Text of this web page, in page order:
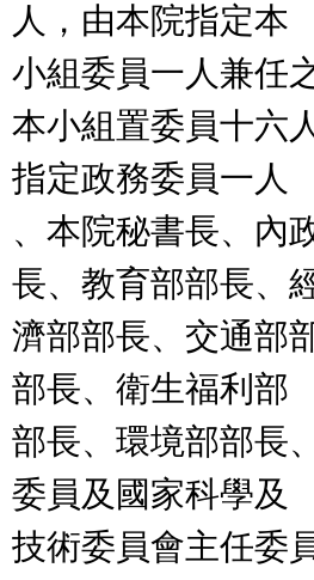
人，由本院指定本
小組委員一人兼任之
本小組置委員十六
指定政務委員一人
、本院秘書長、內
長、教育部部長、
濟部部長、交通部
部長、衛生福利部
部長、環境部部長
委員及國家科學及
技術委員會主任委